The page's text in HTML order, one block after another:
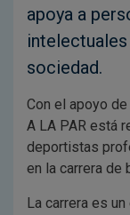
apoya a
sociedad.
Con el apoyo
A LA PAR está
deportistas
en la carrera de
La carrera es